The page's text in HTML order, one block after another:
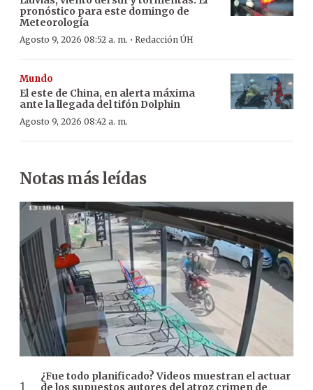
pronóstico para este domingo de
Meteorología
Agosto 9, 2026 08:52 a. m. · Redacción ÚH
Mundo
El este de China, en alerta máxima
ante la llegada del tifón Dolphin
Agosto 9, 2026 08:42 a. m.
Notas más leídas
¿Fue todo planificado? Videos muestran el actuar
de los supuestos autores del atroz crimen de